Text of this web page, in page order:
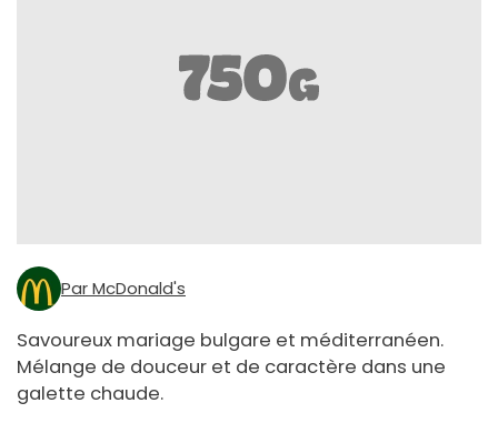
Par McDonald's
Savoureux mariage bulgare et méditerranéen.
Mélange de douceur et de caractère dans une
galette chaude.